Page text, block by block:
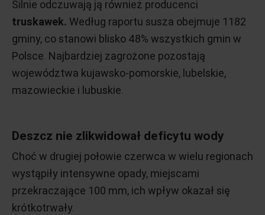
Silnie odczuwają ją również producenci
truskawek. Według raportu susza obejmuje 1182
gminy, co stanowi blisko 48% wszystkich gmin w
Polsce. Najbardziej zagrożone pozostają
województwa kujawsko-pomorskie, lubelskie,
mazowieckie i lubuskie.
Deszcz nie zlikwidował deficytu wody
Choć w drugiej połowie czerwca w wielu regionach
wystąpiły intensywne opady, miejscami
przekraczające 100 mm, ich wpływ okazał się
krótkotrwały.